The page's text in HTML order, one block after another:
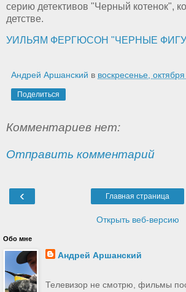
серию детективов "Черный котенок",
детстве.
УИЛЬЯМ ФЕРГЮСОН "ЧЕРНЫЕ
Андрей Аршанский в воскресенье,
Поделиться
Комментариев нет:
Отправить комментарий
‹ Главная страница
Открыть веб-версию
Обо мне
Андрей Аршанский
Телевизор не смотрю, фильмы